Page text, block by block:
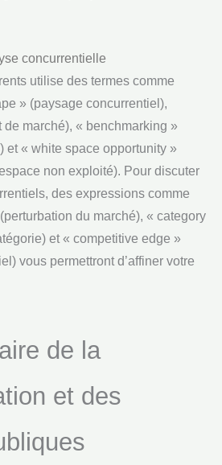
concurrentielle
utilise des termes comme
» (paysage concurrentiel),
de marché), « benchmarking »
et « white space opportunity »
non exploité). Pour discuter
des expressions comme
du marché), « category
et « competitive edge »
vous permettront d’affiner votre
de la
et des